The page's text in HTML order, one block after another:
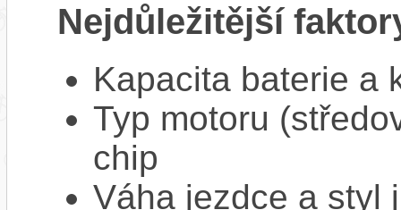
Nejdůležitější
Kapacita baterie a
Typ motoru
chip
Váha jezdce a styl